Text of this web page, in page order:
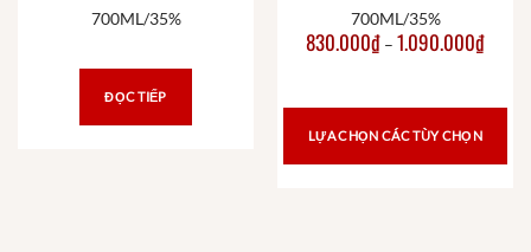
700ML/35%
ĐỌC TIẾP
700ML/35%
830.000₫ – 1.090.000₫
LỰA CHỌN CÁC TÙY CHỌN